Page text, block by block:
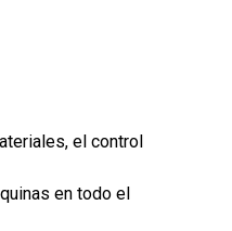
el control
en todo el